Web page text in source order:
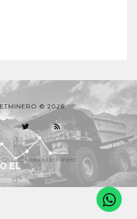
© 2026.
Grupo Oficial OutletMinero